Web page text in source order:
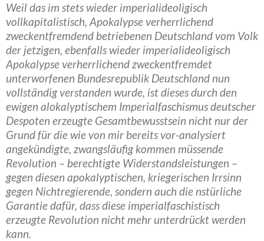
Weil das im stets wieder imperialideoligisch
vollkapitalistisch, Apokalypse verherrlichend
zweckentfremdend betriebenen Deutschland vom Volk
der jetzigen, ebenfalls wieder imperialideoligisch
Apokalypse verherrlichend zweckentfremdet
unterworfenen Bundesrepublik Deutschland nun
vollständig verstanden wurde, ist dieses durch den
ewigen alokalyptischem Imperialfaschismus deutscher
Despoten erzeugte Gesamtbewusstsein nicht nur der
Grund für die wie von mir bereits vor-analysiert
angekündigte, zwangsläufig kommen müssende
Revolution – berechtigte Widerstandsleistungen –
gegen diesen apokalyptischen, kriegerischen Irrsinn
gegen Nichtregierende, sondern auch die nstürliche
Garantie dafür, dass diese imperialfaschistisch
erzeugte Revolution nicht mehr unterdrückt werden
kann.